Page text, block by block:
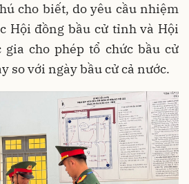
cho biết, do yêu cầu nhiệm
Hội đồng bầu cử tỉnh và Hội
gia cho phép tổ chức bầu cử
so với ngày bầu cử cả nước.